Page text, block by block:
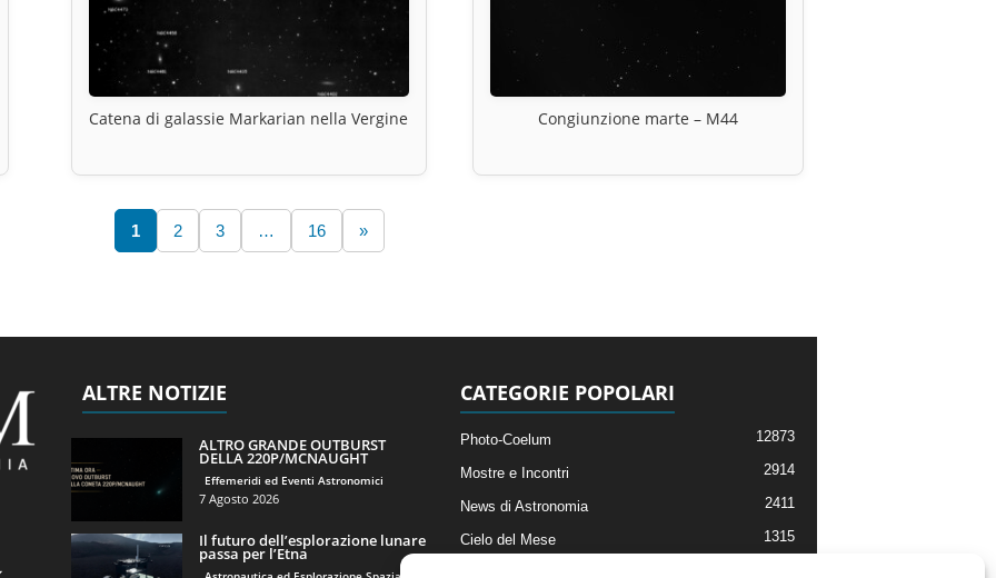
Catena di galassie Markarian nella Vergine Congiunzione marte – M44
1 2 3 … 16 »
ALTRE NOTIZIE
ALTRO GRANDE OUTBURST
DELLA 220P/MCNAUGHT
Effemeridi ed Eventi Astronomici
7 Agosto 2026
Il futuro dell’esplorazione lunare
passa per l’Etna
CATEGORIE POPOLARI
Photo-Coelum 12873
Mostre e Incontri 2914
News di Astronomia 2411
Cielo del Mese 1315